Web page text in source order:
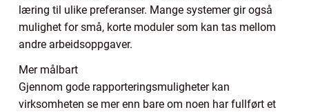
læring til ulike preferanser. Mange systemer gir også
mulighet for små, korte moduler som kan tas mellom
andre arbeidsoppgaver.
Mer målbart
Gjennom gode rapporteringsmuligheter kan
virksomheten se mer enn bare om noen har fullført et